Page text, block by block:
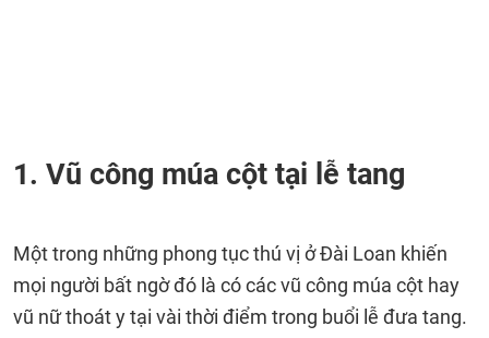
1. Vũ công múa cột tại lễ tang
Một trong những phong tục thú vị ở Đài Loan khiến
mọi người bất ngờ đó là có các vũ công múa cột hay
vũ nữ thoát y tại vài thời điểm trong buổi lễ đưa tang.